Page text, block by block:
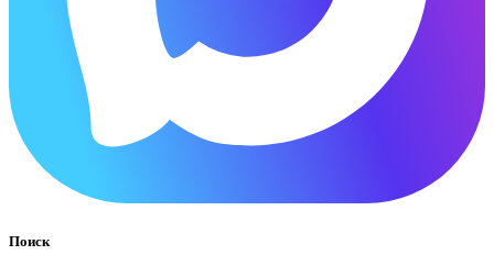
Поиск